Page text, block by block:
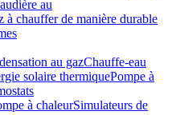
au
à chauffer de manière durable
au gazChauffe-eau
solaire thermiquePompe à
à chaleurSimulateurs de